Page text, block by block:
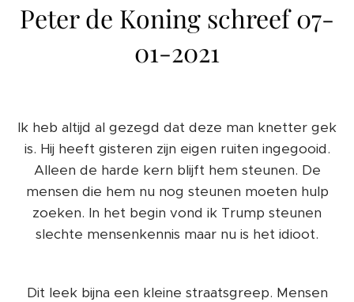
Peter de Koning schreef 07-
01-2021
Ik heb altijd al gezegd dat deze man knetter gek
is. Hij heeft gisteren zijn eigen ruiten ingegooid.
Alleen de harde kern blijft hem steunen. De
mensen die hem nu nog steunen moeten hulp
zoeken. In het begin vond ik Trump steunen
slechte mensenkennis maar nu is het idioot.
Dit leek bijna een kleine straatsgreep. Mensen